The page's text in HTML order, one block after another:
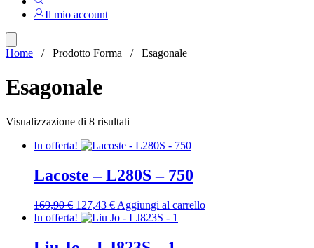
Il mio account
Home / Prodotto Forma / Esagonale
Esagonale
Visualizzazione di 8 risultati
base
più
recente
In offerta!
Lacoste – L280S – 750
169,90€ Il
prezzo
127,43 €Il
prezzo
è:
Aggiungi al carrello
In offerta!